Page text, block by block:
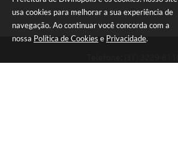
usa cookies para melhorar a sua experiência de
navegação. Ao continuar você concorda com a
nossa Política de Cookies e Privacidade.